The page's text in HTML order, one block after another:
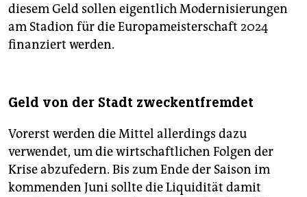
diesem Geld sollen eigentlich Modernisierungen
am Stadion für die Europameisterschaft 2024
finanziert werden.
Geld von der Stadt zweckentfremdet
Vorerst werden die Mittel allerdings dazu
verwendet, um die wirtschaftlichen Folgen der
Krise abzufedern. Bis zum Ende der Saison im
kommenden Juni sollte die Liquidität damit